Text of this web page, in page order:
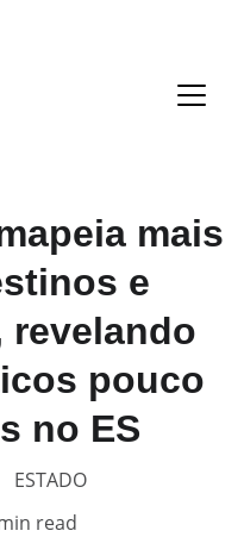
mais
e
revelando
pouco
no ES
ESTADO
read